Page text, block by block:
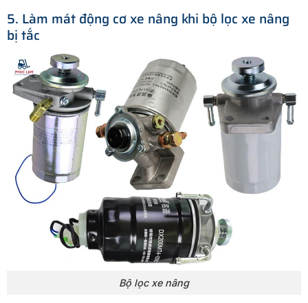
5. Làm mát động cơ xe nâng khi bộ lọc xe nâng
bị tắc
Bộ lọc xe nâng